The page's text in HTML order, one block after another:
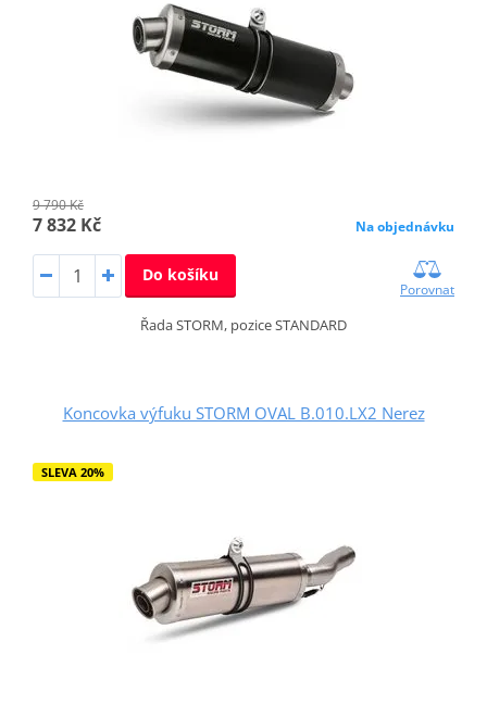
9 790 Kč
7 832 Kč Na objednávku
Do košíku
Porovnat
Řada STORM, pozice STANDARD
Koncovka výfuku STORM OVAL B.010.LX2 Nerez
SLEVA 20%